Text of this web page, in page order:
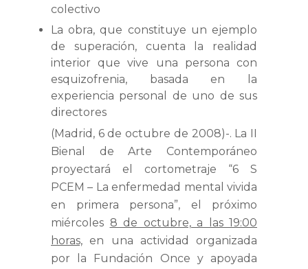
colectivo
La obra, que constituye un ejemplo
de superación, cuenta la realidad
interior que vive una persona con
esquizofrenia, basada en la
experiencia personal de uno de sus
directores
(Madrid, 6 de octubre de 2008)-. La II
Bienal de Arte Contemporáneo
proyectará el cortometraje “6 S
PCEM – La enfermedad mental vivida
en primera persona”, el próximo
miércoles 8 de octubre, a las 19:00
horas, en una actividad organizada
por la Fundación Once y apoyada